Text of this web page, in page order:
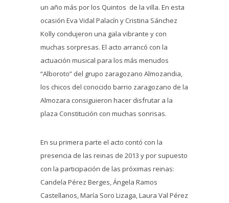
un año más por los Quintos de la villa. En esta
ocasión Eva Vidal Palacín y Cristina Sánchez
Kolly condujeron una gala vibrante y con
muchas sorpresas. El acto arrancó con la
actuación musical para los más menudos
“Alboroto” del grupo zaragozano Almozandia,
los chicos del conocido barrio zaragozano de la
Almozara consiguieron hacer disfrutar a la
plaza Constitución con muchas sonrisas.
En su primera parte el acto contó con la
presencia de las reinas de 2013 y por supuesto
con la participación de las próximas reinas:
Candela Pérez Berges, Ángela Ramos
Castellanos, María Soro Lizaga, Laura Val Pérez